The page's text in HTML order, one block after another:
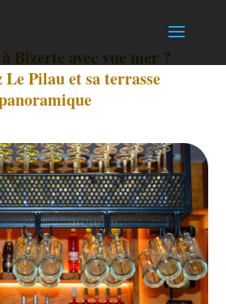
Bizerte avec vue mer ?
Le Pilau et sa terrasse